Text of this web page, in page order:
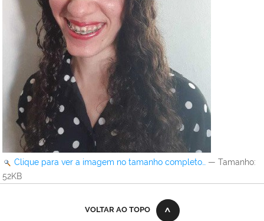
Clique para ver a imagem no tamanho completo… — Tamanho:
52KB
VOLTAR AO TOPO